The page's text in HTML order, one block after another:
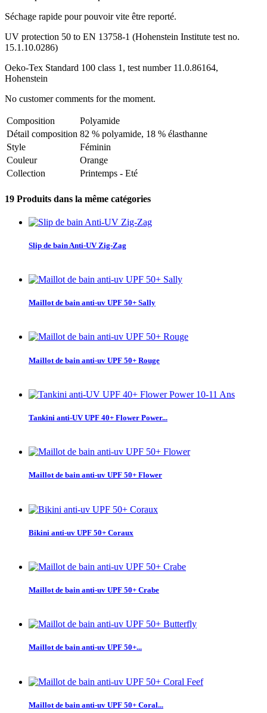
Séchage rapide pour pouvoir vite être reporté.
UV protection 50 to EN 13758-1 (Hohenstein Institute test no.
15.1.10.0286)
Oeko-Tex Standard 100 class 1, test number 11.0.86164,
Hohenstein
No customer comments for the moment.
Composition
Polyamide
Détail composition 82 % polyamide, 18 % élasthanne
Style
Féminin
Couleur
Orange
Collection
Printemps - Eté
19 Produits dans la même catégories
Slip de bain Anti-UV Zig-Zag
Maillot de bain anti-uv UPF 50+ Sally
Maillot de bain anti-uv UPF 50+ Rouge
Tankini anti-UV UPF 40+ Flower Power...
Maillot de bain anti-uv UPF 50+ Flower
Bikini anti-uv UPF 50+ Coraux
Maillot de bain anti-uv UPF 50+ Crabe
Maillot de bain anti-uv UPF 50+...
Maillot de bain anti-uv UPF 50+ Coral...